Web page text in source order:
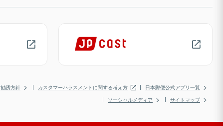
勧誘方針 カスタマーハラスメントに関する考え方
日本郵便公式アプリ一覧
ソーシャルメディア
サイトマップ